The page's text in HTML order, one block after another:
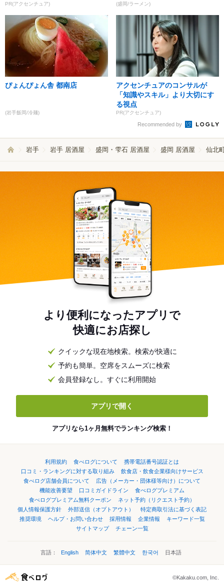
PR(アクセンチュア) (盛岡/ラーメン)
ぴょんぴょん舎 都南店
(岩手飯岡/冷麺)
アクセンチュアのコンサルが
「知識やスキル」より大切にす
る視点
PR(アクセンチュア)
Recommended by
岩手 岩手 居酒屋 盛岡・雫石 居酒屋 盛岡 居酒屋 仙北
より便利になったアプリで
快適にお店探し
クイックな現在地検索。検索が快適に
予約も簡単。空席をスムーズに検索
会員登録なし。すぐに利用開始
アプリで開く
アプリなら1ヶ月無料でランキング検索！
利用規約 食べログについて
携帯電話番号認証とは
口コミ・ランキングに対する取り組み
飲食店・飲食企業様向けサービス
食べログ店舗会員について
広告（メーカー・団体様等向け）について
機能改善要望
口コミガイドライン
食べログプレミアム
食べログプレミアム無料クーポン
ネット予約（リクエスト予約）
個人情報保護方針
外部送信（オプトアウト）
特定商取引法に基づく表記
推奨環境
ヘルプ・お問い合わせ 採用情報 企業情報
キーワード一覧
サイトマップ
チェーン一覧
言語： English 简体中文 繁體中文 한국어 日本語
©Kakaku.com, Inc.